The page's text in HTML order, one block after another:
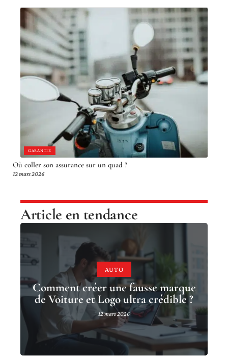
GARANTIE
Où coller son assurance sur un quad ?
12 mars 2026
Article en tendance
AUTO
Comment créer une fausse marque
de Voiture et Logo ultra crédible ?
12 mars 2026